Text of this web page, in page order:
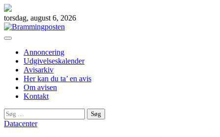
Skip
to
content
torsdag, august 6, 2026
Annoncering
Udgivelseskalender
Avisarkiv
Her kan du ta’ en avis
Om avisen
Kontakt
Søg
efter:
Datacenter